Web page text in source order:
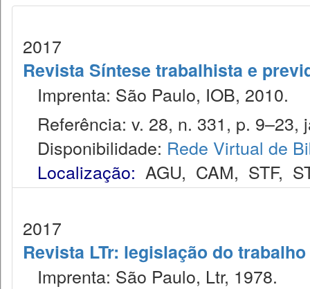
2017
Revista Síntese trabalhista e
Imprenta: São Paulo, IOB, 2010.
Referência: v. 28, n. 331, p. 9–23,
Disponibilidade: Rede Virtual de
Localização: AGU, CAM, STF,
2017
Revista LTr: legislação do trabalho
Imprenta: São Paulo, Ltr, 1978.